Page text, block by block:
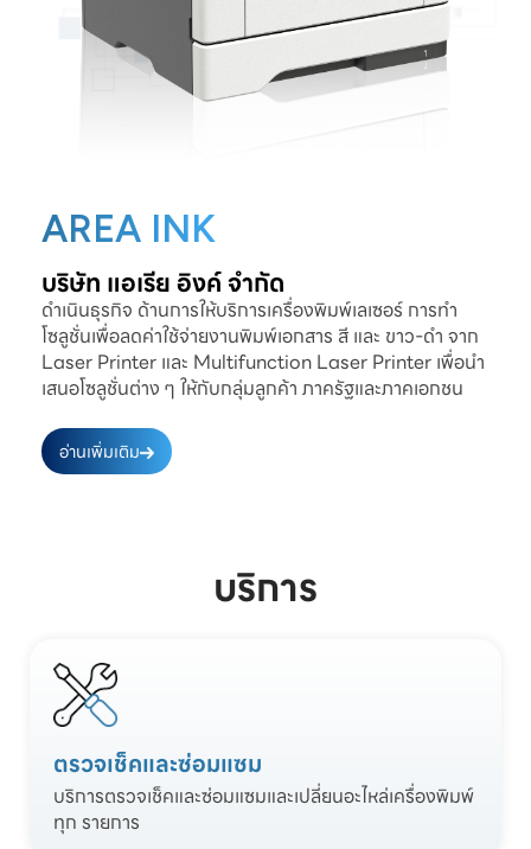
AREA INK
บริษัท แอเรีย อิงค์ จำกัด
ดำเนินธุรกิจ ด้านการให้บริการเครื่องพิมพ์เลเซอร์ การทำ
โซลูชั่นเพื่อลดค่าใช้จ่ายงานพิมพ์เอกสาร สี และ ขาว-ดำ จาก
Laser Printer และ Multifunction Laser Printer เพื่อนำ
เสนอโซลูชั่นต่าง ๆ ให้กับกลุ่มลูกค้า ภาครัฐและภาคเอกชน
อ่านเพิ่มเติม
บริการ
ตรวจเช็คและซ่อมแซม
บริการตรวจเช็คและซ่อมแซมและเปลี่ยนอะไหล่เครื่องพิมพ์
ทุก รายการ